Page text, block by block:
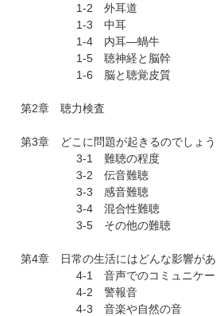
1-2 外耳道
1-3 中耳
1-4 内耳―蝸牛
1-5 聴神経と脳幹
1-6 脳と聴覚皮質
第2章 聴力検査
第3章 どこに問題が起きるのでしょ
3-1 難聴の程度
3-2 伝音難聴
3-3 感音難聴
3-4 混合性難聴
3-5 その他の難聴
第4章 日常の生活にはどんな影響が
4-1 音声でのコミュニケー
4-2 警報音
4-3 音楽や自然の音